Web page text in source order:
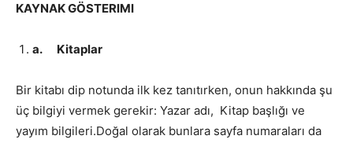
KAYNAK GÖSTERIMI
a. Kitaplar
Bir kitabı dip notunda ilk kez tanıtırken, onun hakkında şu
üç bilgiyi vermek gerekir: Yazar adı, Kitap başlığı ve
yayım bilgileri.Doğal olarak bunlara sayfa numaraları da